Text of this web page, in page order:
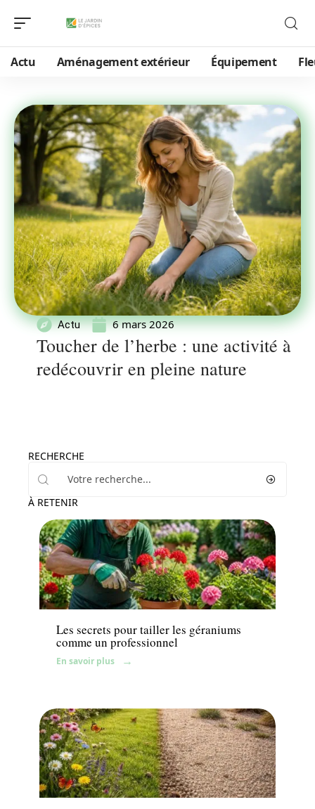
Actu Aménagement extérieur Équipement
Actu 6 mars 2026
Toucher de l’herbe : une activité à
redécouvrir en pleine nature
RECHERCHE
À RETENIR
Fleurs
Les secrets pour tailler les géraniums
comme un professionnel
En savoir plus
Jardin